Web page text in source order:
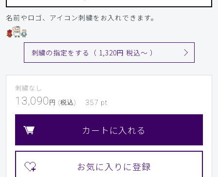
名前やロゴ、アイコン刺繍をお入れできます。
刺繍の指定をする（ 1,320円 税込〜 ）
刺繍なし
13,090 円 (税込) 357 pt
カートに入れる